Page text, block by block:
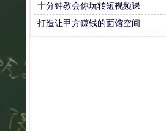
十分钟教会你玩转短视频课
打造让甲方赚钱的面馆空间